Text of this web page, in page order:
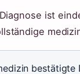
ist
bestätigte